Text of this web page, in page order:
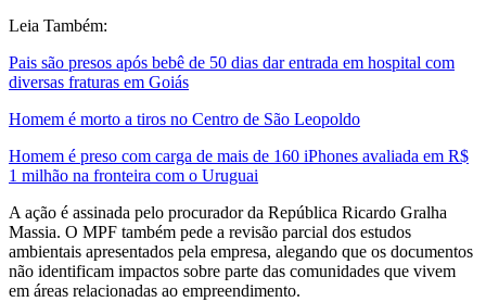
Leia Também:
Pais são presos após bebê de 50 dias dar entrada em hospital com
diversas fraturas em Goiás
Homem é morto a tiros no Centro de São Leopoldo
Homem é preso com carga de mais de 160 iPhones avaliada em R$
1 milhão na fronteira com o Uruguai
A ação é assinada pelo procurador da República Ricardo Gralha
Massia. O MPF também pede a revisão parcial dos estudos
ambientais apresentados pela empresa, alegando que os documentos
não identificam impactos sobre parte das comunidades que vivem
em áreas relacionadas ao empreendimento.